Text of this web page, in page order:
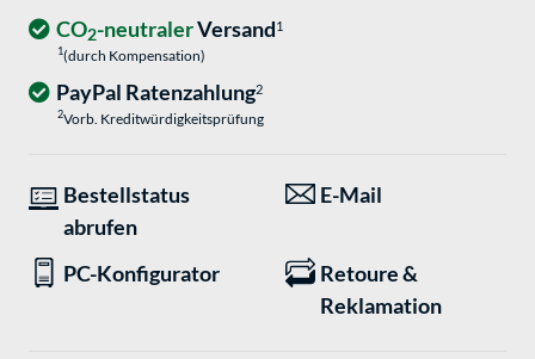
CO2-neutralerVersand1
1(durch Kompensation)
PayPal Ratenzahlung2
2Vorb. Kreditwürdigkeitsprüfung
Bestellstatus
abrufen
E-Mail
PC-Konfigurator
Retoure &
Reklamation